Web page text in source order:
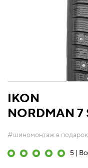
IKON
NORDMAN 7
#шиномонтаж в подарок
5 |